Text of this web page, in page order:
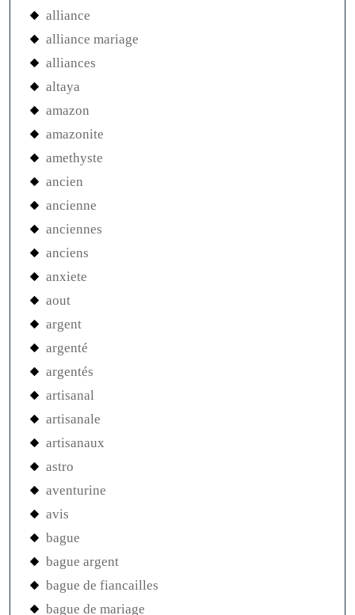
alliance
alliance mariage
alliances
altaya
amazon
amazonite
amethyste
ancien
ancienne
anciennes
anciens
anxiete
aout
argent
argenté
argentés
artisanal
artisanale
artisanaux
astro
aventurine
avis
bague
bague argent
bague de fiancailles
bague de mariage